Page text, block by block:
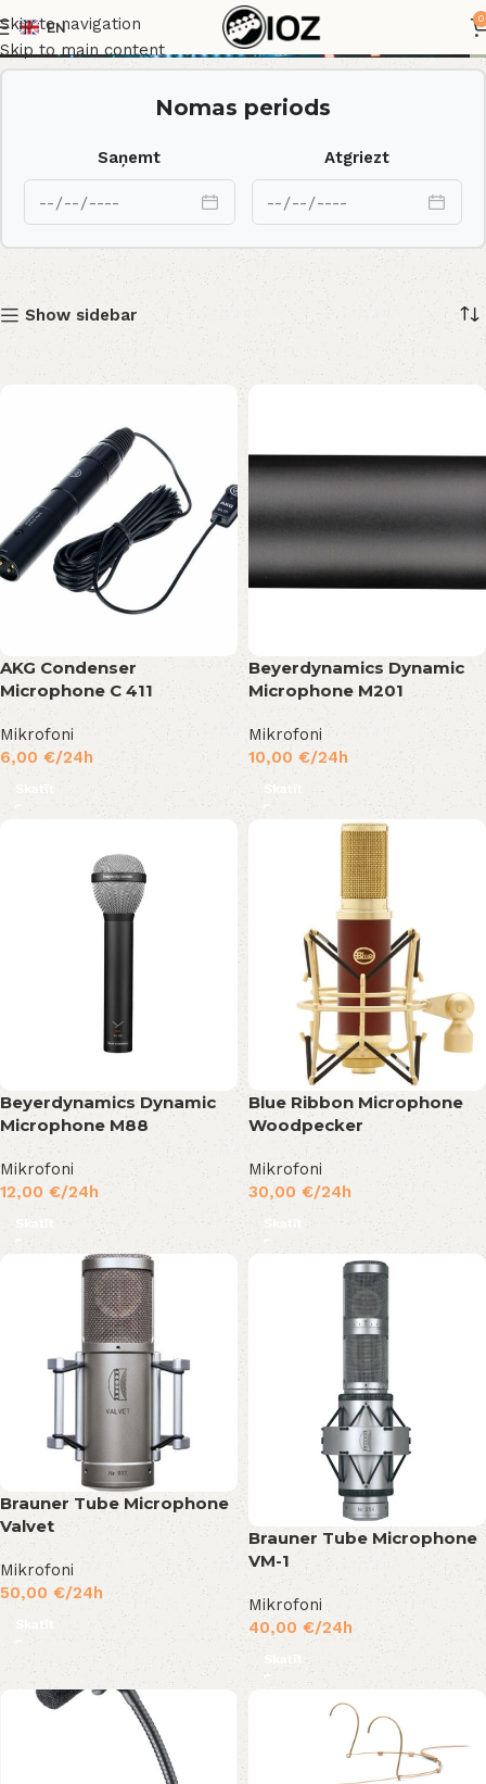
Skip to navigation
Skip to main content
EN
0
Nomas periods
Saņemt Atgriezt
Show sidebar
AKG Condenser
Microphone C 411
Mikrofoni
6,00 €/24h
Skatīt
Beyerdynamics Dynamic
Microphone M201
Mikrofoni
10,00 €/24h
Skatīt
Beyerdynamics Dynamic
Microphone M88
Mikrofoni
12,00 €/24h
Skatīt
Blue Ribbon Microphone
Woodpecker
Mikrofoni
30,00 €/24h
Skatīt
Brauner Tube Microphone
Valvet
Mikrofoni
50,00 €/24h
Skatīt
Brauner Tube Microphone
VM-1
Mikrofoni
40,00 €/24h
Skatīt